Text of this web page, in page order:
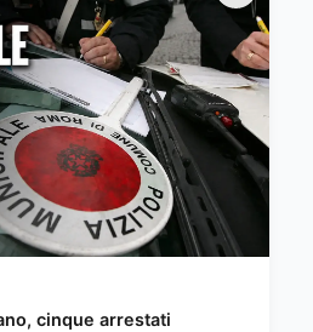
cinque arrestati